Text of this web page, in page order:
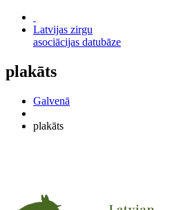
Latvijas zirgu
asociācijas datubāze
plakāts
Galvenā
plakāts